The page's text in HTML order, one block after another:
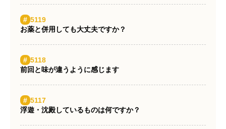
# 5119
お薬と併用しても大丈夫ですか？
# 5118
前回と味が違うように感じます
# 5117
浮遊・沈殿しているものは何ですか？